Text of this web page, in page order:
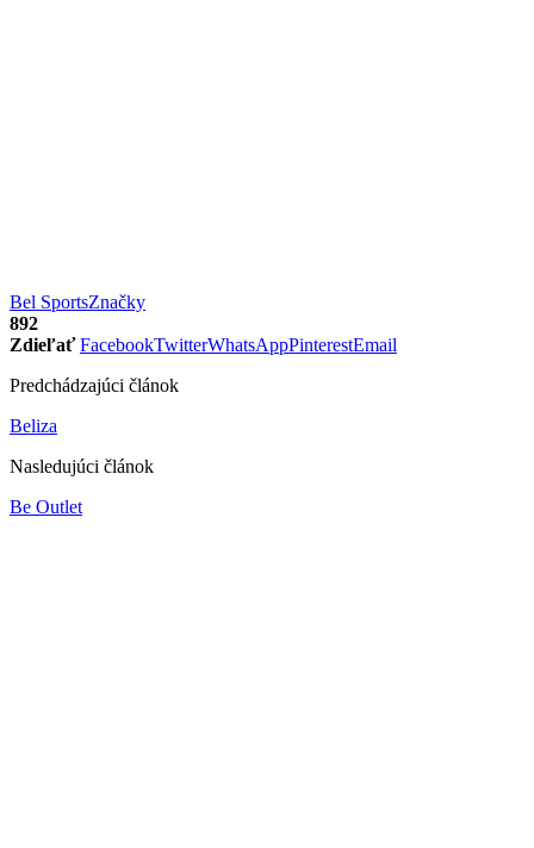
Bel SportsZnačky
892
Zdieľať FacebookTwitterWhatsAppPinterestEmail
Predchádzajúci článok
Beliza
Nasledujúci článok
Be Outlet